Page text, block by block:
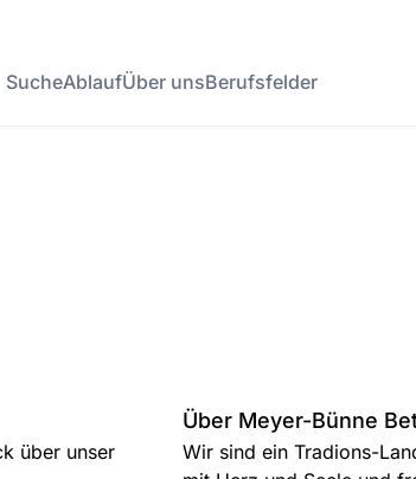
SucheAblaufÜber unsBerufsfelder
über unser
Über Meyer-Bünne
Wir sind ein Tradions-